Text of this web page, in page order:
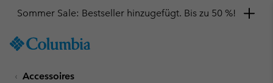
TO
SKIP
Hol dir einen 10 %-Gutschein
Accessoires